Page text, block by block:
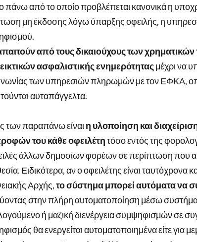
πάνω από το οποίο προβλέπεται κανονικά η
μη έκδοσης λόγω ύπαρξης οφειλής, η
από τους δικαιούχους των
ασφαλιστικής ενημερότηταςμέχρι να
των υπηρεσιών πληρωμών με τον ΕΦΚΑ,
αυταπάγγελτα.
των παραπάνω είναι η υλοποίηση και
του κάθε οφειλέτητόσο εντός της
άλλων δημοσίων φορέων σε περίπτωση που
Ειδικότερα, αν ο οφειλέτης είναι ταυτόχρονα
Αρχής,το σύστημα μπορεί αυτόματα να
στην πλήρη αυτοματοποίηση μέσω
ή μαζική διενέργεια συμψηφισμών σε
θα ενεργείται αυτοματοποιημένα είτε για